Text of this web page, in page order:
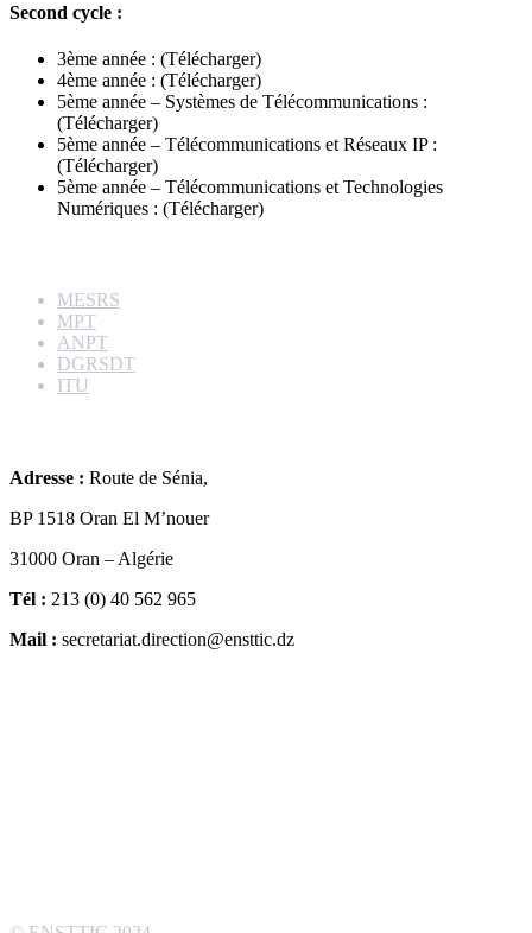
Second cycle :
3ème année : (Télécharger)
4ème année : (Télécharger)
5ème année – Systèmes de Télécommunications :
(Télécharger)
5ème année – Télécommunications et Réseaux IP :
(Télécharger)
5ème année – Télécommunications et Technologies
Numériques : (Télécharger)
MESRS
MPT
ANPT
DGRSDT
ITU
Adresse : Route de Sénia,
BP 1518 Oran El M’nouer
31000 Oran – Algérie
Tél : 213 (0) 40 562 965
Mail : secretariat.direction@ensttic.dz